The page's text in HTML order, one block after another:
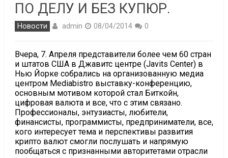
ПО ДЕЛУ И БЕЗ КУПЮР.
Новости admin 08/04/2014 0
Вчера, 7. Апреля представители более чем 60 стран
и штатов США в Джавитс центре (Javits Center) в
Нью Йорке собрались на организованную медиа
центром Mediabistro выставку-конференцию,
основным мотивом которой стал Биткойн,
цифровая валюта и все, что с этим связано.
Профессионалы, энтузиасты, любители,
финансисты, программисты, предприниматели, все,
кого интересует тема и перспективы развития
крипто валют смогли послушать и напрямую
пообщаться с признанными авторитетами отрасли